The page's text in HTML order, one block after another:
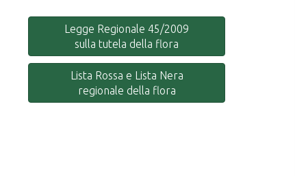
Legge Regionale 45/2009
sulla tutela della flora
Lista Rossa e Lista Nera
regionale della flora